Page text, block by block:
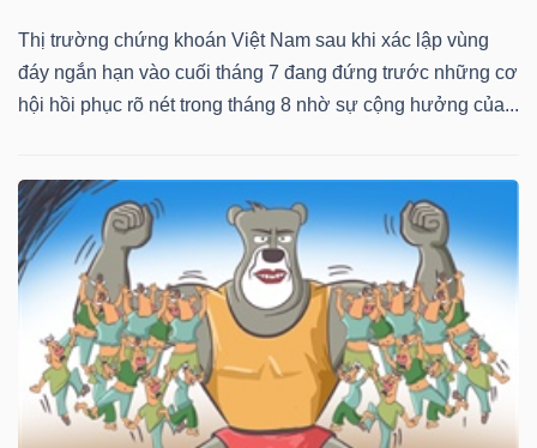
Thị trường chứng khoán Việt Nam sau khi xác lập vùng
đáy ngắn hạn vào cuối tháng 7 đang đứng trước những cơ
hội hồi phục rõ nét trong tháng 8 nhờ sự cộng hưởng của...